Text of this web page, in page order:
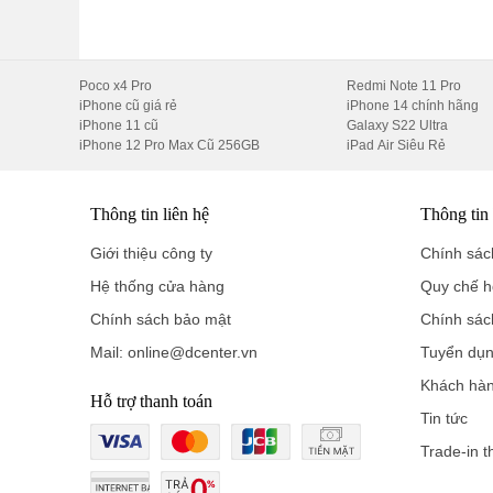
6.67", độ phân giải 1260 x 2800 (460ppi), HDR10+,
Tần số quét 120Hz – siêu mượt
Độ sáng tối đa:5000 nits – hiển thị tốt kể cả dưới
xem phim, game, chỉnh ảnh.
Chipset mạnh nhất của MediaTek (3nm)
RAM 12GB hoặc 16GB – ROM từ 256GB đến 1TB
GPU Immortalis-G925 – tối ưu cả gaming và AI
????Dù là máy cũ, hiệu năng vẫn đủ mạnh để chiến
Poco x4 Pro
iPhone cũ giá rẻ
iPhone 11 cũ
iPhone 12 Pro Max Cũ 256GB
Redmi Note 11 Pro
iPhone 14 chính hãng
Galaxy S22 Ultra
iPad Air Siêu Rẻ
Thông tin liên hệ
Giới thiệu công ty
Hệ thống cửa hàng
Chính sách bảo mật
Mail: online@dcenter.vn
Hỗ trợ thanh toán
Thông tin
Chính
Quy chế
Chính
Tuyển
Khách
Tin tức
Trade-in